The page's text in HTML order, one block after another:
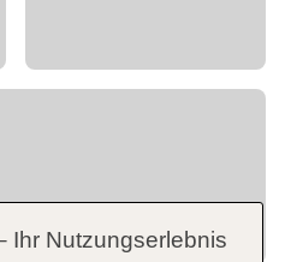
Ihr Nutzungserlebnis